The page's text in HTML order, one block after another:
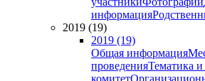
информация
2019 (19)
2019 (19)
Общая информация
проведенияТематика
комитет